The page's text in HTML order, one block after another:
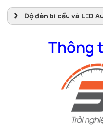
đèn LED Audi (A7, A11,
Độ đèn bi cầu và LED
Thông